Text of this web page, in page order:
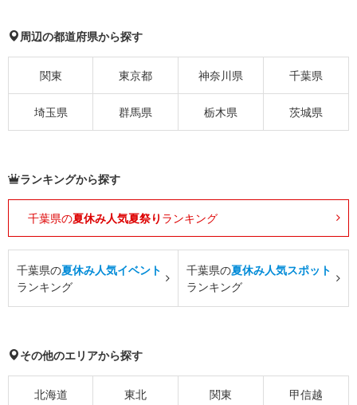
周辺の都道府県から探す
関東 東京都 神奈川県 千葉県
埼玉県 群馬県 栃木県 茨城県
ランキングから探す
千葉県の夏休み人気夏祭り ランキング
千葉県の夏休み人気イベント
ランキング
千葉県の夏休み人気スポット
ランキング
その他のエリアから探す
北海道 東北 関東 甲信越